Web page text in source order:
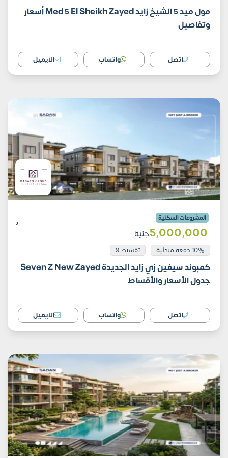
مول ميد 5 الشيخ زايد Med 5 El Sheikh Zayed أسعار
وتفاصيل
اتصل واتساب الايميل
المشروعات السكنية
5٬000٬000جنية
10% دفعة مبدئية تقسيط 9
كمبوند سيفين زي زايد الجديدة Seven Z New Zayed
جدول الأسعار والأقساط
اتصل واتساب الايميل